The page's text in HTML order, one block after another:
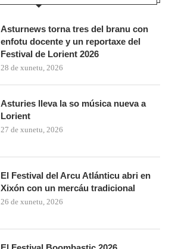
Asturnews torna tres del branu con
enfotu docente y un reportaxe del
Festival de Lorient 2026
28 de xunetu, 2026
Asturies lleva la so música nueva a
Lorient
27 de xunetu, 2026
El Festival del Arcu Atlánticu abri en
Xixón con un mercáu tradicional
26 de xunetu, 2026